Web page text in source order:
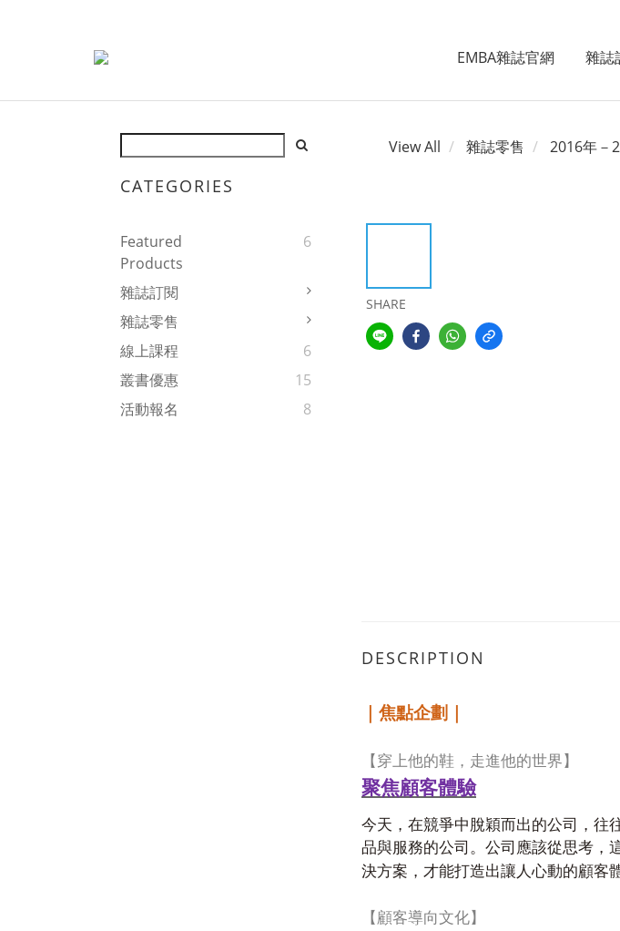
EMBA雜誌官網 雜誌
CATEGORIES
Featured
Products
6
雜誌訂閱
雜誌零售
線上課程
6
叢書優惠
15
活動報名
8
View All 雜誌零售 2016年－
SHARE
DESCRIPTION
｜焦點企劃｜
【穿上他的鞋，走進他的世界】
聚焦顧客體驗
今天，在競爭中脫穎而出的公司，往
品與服務的公司。公司應該從思考，
決方案，才能打造出讓人心動的顧客
【顧客導向文化】